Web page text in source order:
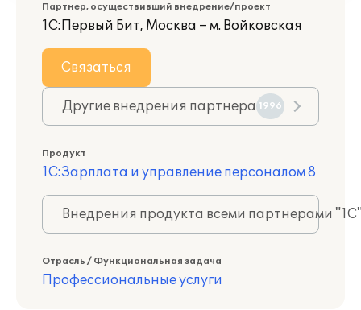
Партнер, осуществивший внедрение/проект
1С:Первый Бит, Москва – м. Войковская
Связаться
Другие внедрения партнера 1996
Продукт
1С:Зарплата и управление персоналом 8
Внедрения продукта всеми партнерами
Отрасль / Функциональная задача
Профессиональные услуги